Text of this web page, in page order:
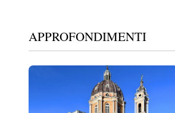
APPROFONDIMENTI